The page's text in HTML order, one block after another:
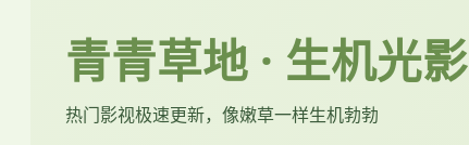
青青草地 · 生机光影
热门影视极速更新，像嫩草一样生机勃勃